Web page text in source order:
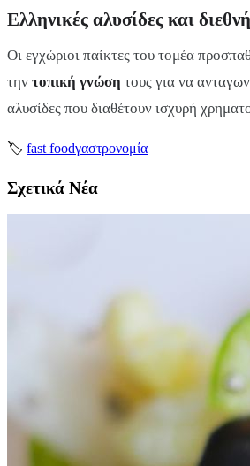
Ελληνικές αλυσίδες και
Οι εγχώριοι παίκτες του τομέα
την τοπική γνώση τους για να
αλυσίδες που διαθέτουν ισχυρή
🏷 fast foodγαστρονομία
Σχετικά Νέα